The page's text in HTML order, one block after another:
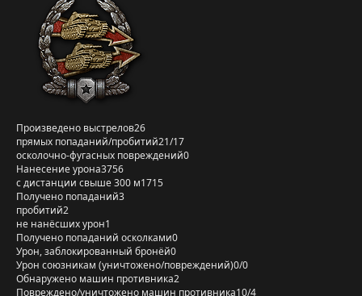
Произведено выстрелов26
прямых попаданий/пробитий21/17
осколочно-фугасных повреждений0
Нанесение урона3756
с дистанции свыше 300 м1715
Получено попаданий3
пробитий2
не нанёсших урон1
Получено попаданий осколками0
Урон, заблокированный бронёй0
Урон союзникам (уничтожено/повреждений)0/0
Обнаружено машин противника2
Повреждено/уничтожено машин противника10/4